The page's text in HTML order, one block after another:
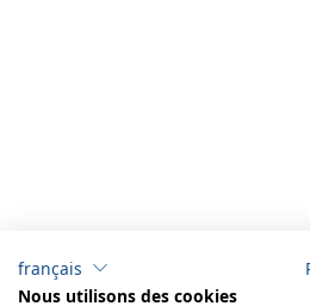
français
Nous utilisons des cookies